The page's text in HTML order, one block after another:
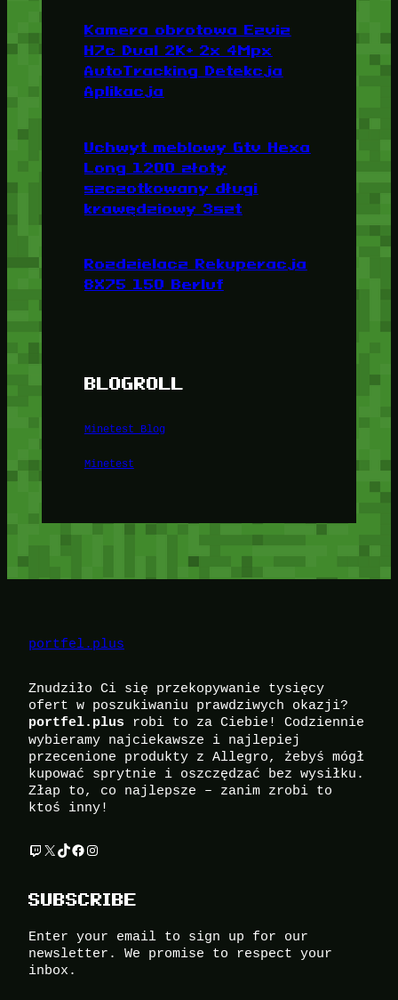
Kamera obrotowa Ezviz
H7c Dual 2K+ 2x 4Mpx
AutoTracking Detekcja
Aplikacja
Uchwyt meblowy Gtv Hexa
Long 1200 złoty
szczotkowany długi
krawędziowy 3szt
Rozdzielacz Rekuperacja
8X75 150 Berluf
BLOGROLL
Minetest Blog
Minetest
portfel.plus
Znudziło Ci się przekopywanie tysięcy
ofert w poszukiwaniu prawdziwych okazji?
portfel.plus robi to za Ciebie! Codziennie
wybieramy najciekawsze i najlepiej
przecenione produkty z Allegro, żebyś mógł
kupować sprytnie i oszczędzać bez wysiłku.
Złap to, co najlepsze – zanim zrobi to
ktoś inny!
Twitch X TikTok Facebook Instagram
SUBSCRIBE
Enter your email to sign up for our
newsletter. We promise to respect your
inbox.